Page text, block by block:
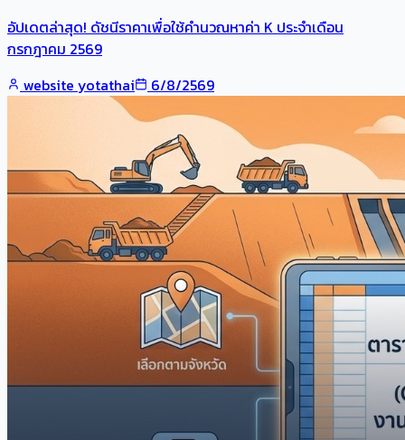
อัปเดตล่าสุด! ดัชนีราคาเพื่อใช้คำนวณหาค่า K ประจำเดือน
กรกฎาคม 2569
website yotathai
6/8/2569